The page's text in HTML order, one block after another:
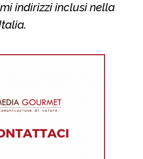
indirizzi inclusi nella